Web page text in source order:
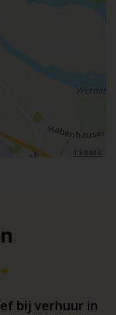
bij verhuur in